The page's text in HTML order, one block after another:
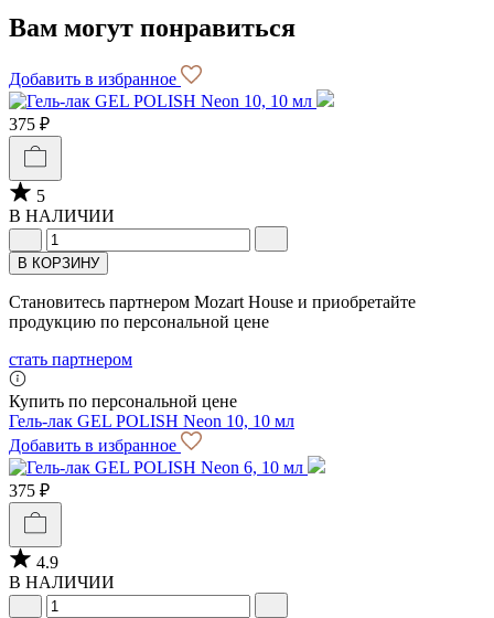
Вам могут понравиться
Добавить в избранное
375 ₽
5
В НАЛИЧИИ
В КОРЗИНУ
Становитесь партнером Mozart House и приобретайте
продукцию по персональной цене
стать партнером
Купить по персональной цене
Гель-лак GEL POLISH Neon 10, 10 мл
Добавить в избранное
375 ₽
4.9
В НАЛИЧИИ